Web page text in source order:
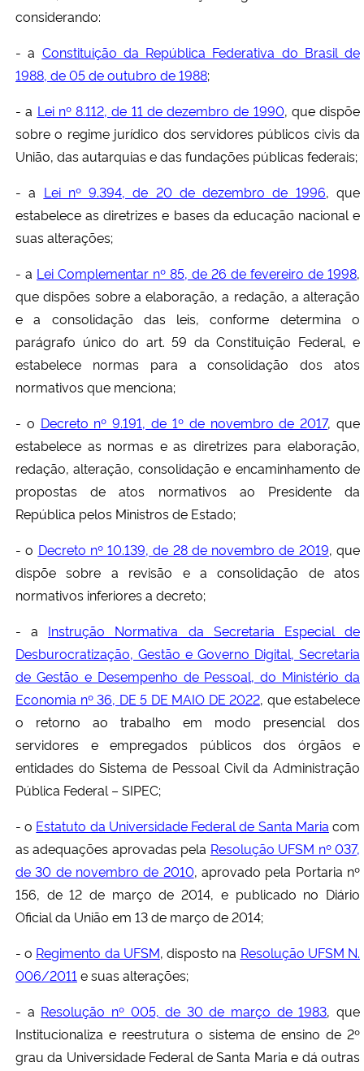
considerando:
- a Constituição da República Federativa do Brasil de
1988, de 05 de outubro de 1988;
- a Lei nº 8.112, de 11 de dezembro de 1990, que dispõe
sobre o regime jurídico dos servidores públicos civis da
União, das autarquias e das fundações públicas federais;
- a Lei nº 9.394, de 20 de dezembro de 1996, que
estabelece as diretrizes e bases da educação nacional e
suas alterações;
- a Lei Complementar nº 85, de 26 de fevereiro de 1998,
que dispões sobre a elaboração, a redação, a alteração
e a consolidação das leis, conforme determina o
parágrafo único do art. 59 da Constituição Federal, e
estabelece normas para a consolidação dos atos
normativos que menciona;
- o Decreto nº 9.191, de 1º de novembro de 2017, que
estabelece as normas e as diretrizes para elaboração,
redação, alteração, consolidação e encaminhamento de
propostas de atos normativos ao Presidente da
República pelos Ministros de Estado;
- o Decreto nº 10.139, de 28 de novembro de 2019, que
dispõe sobre a revisão e a consolidação de atos
normativos inferiores a decreto;
- a Instrução Normativa da Secretaria Especial de
Desburocratização, Gestão e Governo Digital, Secretaria
de Gestão e Desempenho de Pessoal, do Ministério da
Economia nº 36, DE 5 DE MAIO DE 2022, que estabelece
o retorno ao trabalho em modo presencial dos
servidores e empregados públicos dos órgãos e
entidades do Sistema de Pessoal Civil da Administração
Pública Federal – SIPEC;
- o Estatuto da Universidade Federal de Santa Maria com
as adequações aprovadas pela Resolução UFSM nº 037,
de 30 de novembro de 2010, aprovado pela Portaria nº
156, de 12 de março de 2014, e publicado no Diário
Oficial da União em 13 de março de 2014;
- o Regimento da UFSM, disposto na Resolução UFSM N.
006/2011 e suas alterações;
- a Resolução nº 005, de 30 de março de 1983, que
Institucionaliza e reestrutura o sistema de ensino de 2º
grau da Universidade Federal de Santa Maria e dá outras